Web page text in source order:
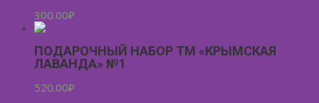
300.00₽
ПОДАРОЧНЫЙ НАБОР ТМ «КРЫМСКАЯ
ЛАВАНДА» №1
520.00₽